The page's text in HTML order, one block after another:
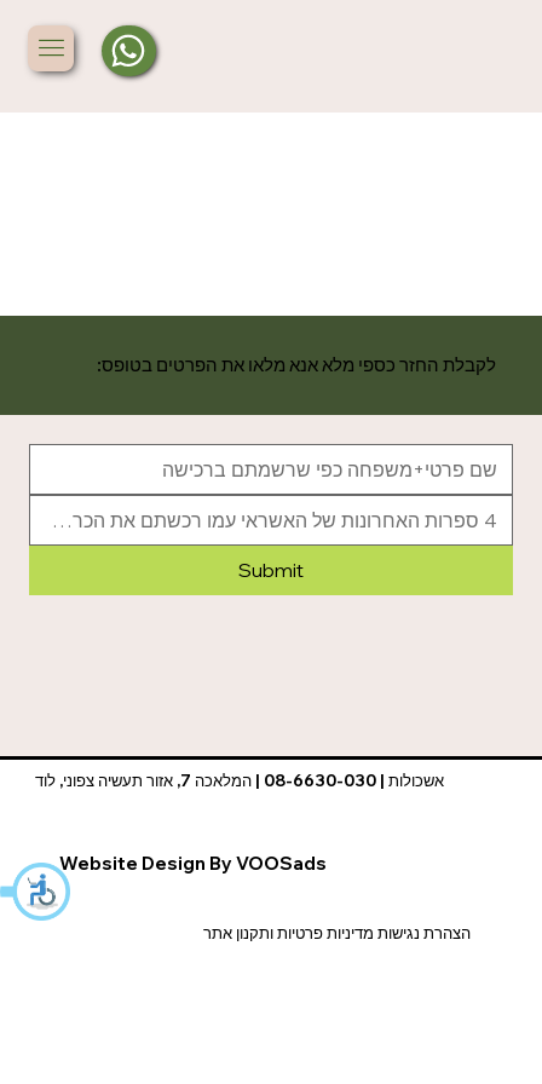
לקבלת החזר כספי מלא אנא מלאו את הפרטים בטופס:
Submit
אשכולות | 08-6630-030 | המלאכה 7, אזור תעשיה צפוני, לוד
Website Design By VOOSads
הצהרת נגישות מדיניות פרטיות ותקנון אתר